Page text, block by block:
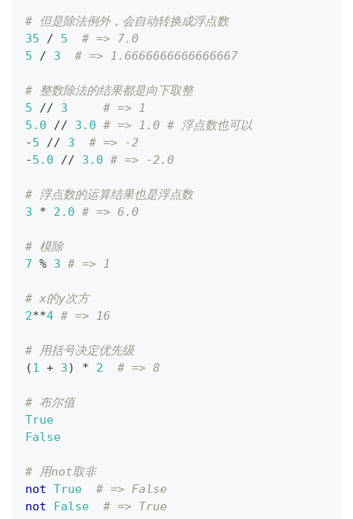
# 但是除法例外，会自动转换成浮点数
35
/ 5
# => 7.0
5
/ 3 # => 1.6666666666666667
# 整数除法的结果都是向下取整
5
// 3
# => 1
5.0
// 3.0 # => 1.0 # 浮点数也可以
-5 // 3
# => -2
-5.0 // 3.0 # => -2.0
# 浮点数的运算结果也是浮点数
3
* 2.0 # => 6.0
# 模除
7 % 3 # => 1
# x的y次方
2**4 # => 16
# 用括号决定优先级
(1 + 3) * 2 # => 8
# 布尔值
True
False
# 用not取非
not True
# => False
not
False # => True